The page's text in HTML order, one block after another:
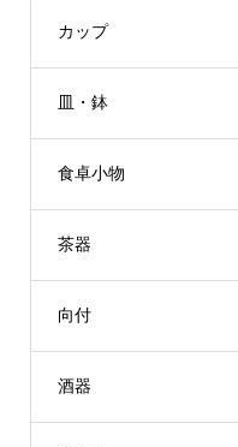
カップ
皿・鉢
食卓小物
茶器
向付
酒器